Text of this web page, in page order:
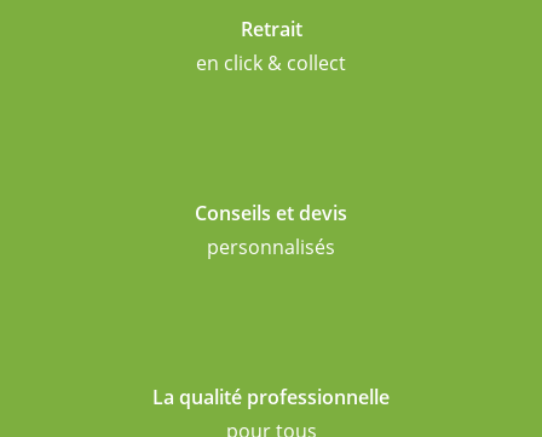
Retrait
en click & collect
Conseils et devis
personnalisés
La qualité professionnelle
pour tous